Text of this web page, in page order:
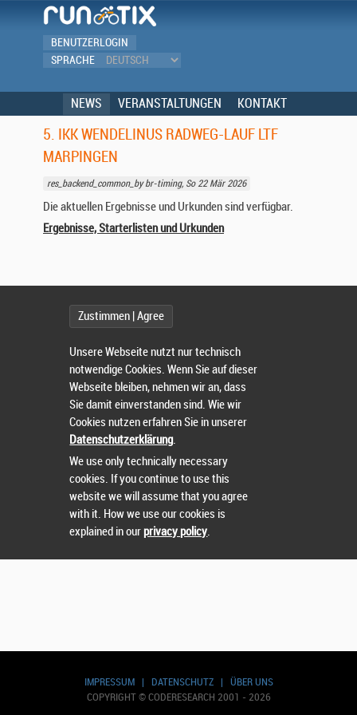
BENUTZERLOGIN
SPRACHE
NEWS VERANSTALTUNGEN KONTAKT
IMPRESSUM| DATENSCHUTZ| ÜBER UNS
COPYRIGHT © CODERESEARCH 2001 - 2026
5. IKK WENDELINUS RADWEG-LAUF LTF
MARPINGEN
res_backend_common_by br-timing, So 22 Mär 2026
Die aktuellen Ergebnisse und Urkunden sind verfügbar.
Ergebnisse, Starterlisten und Urkunden
Zustimmen | Agree
Unsere Webseite nutzt nur technisch
notwendige Cookies. Wenn Sie auf dieser
Webseite bleiben, nehmen wir an, dass
Sie damit einverstanden sind. Wie wir
Cookies nutzen erfahren Sie in unserer
Datenschutzerklärung.
We use only technically necessary
cookies. If you continue to use this
website we will assume that you agree
with it. How we use our cookies is
explained in ourprivacy policy.